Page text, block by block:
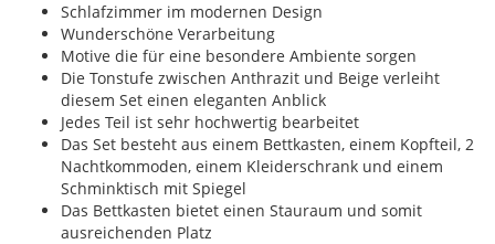
Schlafzimmer im modernen Design
Wunderschöne Verarbeitung
Motive die für eine besondere Ambiente sorgen
Die Tonstufe zwischen Anthrazit und Beige verleiht
diesem Set einen eleganten Anblick
Jedes Teil ist sehr hochwertig bearbeitet
Das Set besteht aus einem Bettkasten, einem Kopfteil, 2
Nachtkommoden, einem Kleiderschrank und einem
Schminktisch mit Spiegel
Das Bettkasten bietet einen Stauraum und somit
ausreichenden Platz